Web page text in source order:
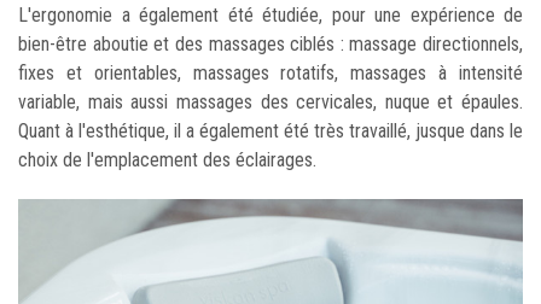
L'ergonomie a également été étudiée, pour une expérience de
bien-être aboutie et des massages ciblés : massage directionnels,
fixes et orientables, massages rotatifs, massages à intensité
variable, mais aussi massages des cervicales, nuque et épaules.
Quant à l'esthétique, il a également été très travaillé, jusque dans le
choix de l'emplacement des éclairages.